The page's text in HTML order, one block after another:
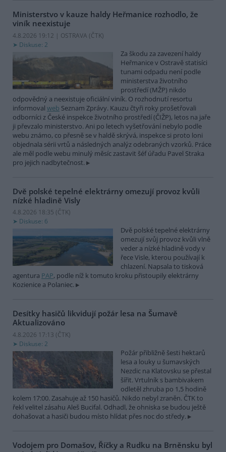
Ministerstvo v kauze haldy Heřmanice rozhodlo, že
viník neexistuje
4.8.2026 19:12 | OSTRAVA (ČTK)
Diskuse: 2
Za škodu za zavezení haldy
Heřmanice v Ostravě statisíci
tunami odpadu není podle
ministerstva životního
prostředí (MŽP) nikdo
odpovědný a neexistuje oficiální viník. O rozhodnutí resortu
informoval web Seznam Zprávy. Kauzu čtyři roky prošetřovali
odborníci z České inspekce životního prostředí (ČIŽP), letos na jaře
ji převzalo ministerstvo. Ani po letech vyšetřování nebylo podle
webu známo, co přesně se v haldě skrývá, inspekce si proto loni
objednala sérii vrtů a následných analýz odebraných vzorků. Práce
ale měl podle webu minulý měsíc zastavit šéf úřadu Pavel Straka
pro jejich nadbytečnost.
Dvě polské tepelné elektrárny omezují provoz kvůli
nízké hladině Visly
4.8.2026 18:35 (ČTK)
Diskuse: 6
Dvě polské tepelné elektrárny
omezují svůj provoz kvůli vlně
veder a nízké hladině vody v
řece Visle, kterou používají k
chlazení. Napsala to tisková
agentura PAP, podle níž k tomuto kroku přistoupily elektrárny
Kozienice a Polaniec.
Desítky hasičů likvidují požár lesa na Šumavě
Aktualizováno
4.8.2026 17:13 (ČTK)
Diskuse: 2
Požár přibližně šesti hektarů
lesa a louky u šumavských
Nezdic na Klatovsku se přestal
šířit. Vrtulník s bambivakem
odletěl zhruba po 1,5 hodině
kolem 17:00. Zasahuje až 150 hasičů. Nikdo nebyl zraněn. ČTK to
řekl velitel zásahu Aleš Bucifal. Odhadl, že ohniska se budou ještě
dohašovat a hasiči budou místo hlídat přes noc do středy.
Vodojem pro Domašov, Říčky a Rudku na Brněnsku byl